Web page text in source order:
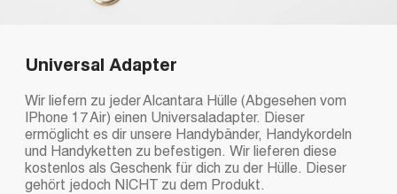
Universal Adapter
Wir liefern zu jeder Alcantara Hülle (Abgesehen vom
IPhone 17 Air) einen Universaladapter. Dieser
ermöglicht es dir unsere Handybänder, Handykordeln
und Handyketten zu befestigen. Wir lieferen diese
kostenlos als Geschenk für dich zu der Hülle. Dieser
gehört jedoch NICHT zu dem Produkt.